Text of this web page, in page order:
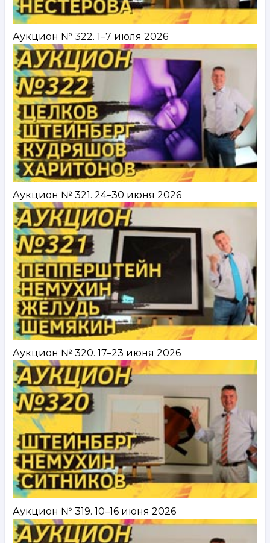
Аукцион № 322. 1–7 июля 2026
Аукцион № 321. 24–30 июня 2026
Аукцион № 320. 17–23 июня 2026
Аукцион № 319. 10–16 июня 2026